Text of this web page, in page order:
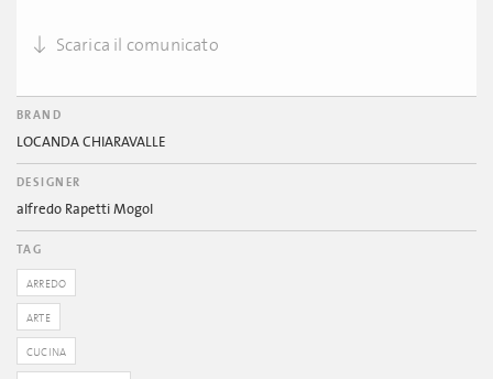
Scarica il comunicato
BRAND
LOCANDA CHIARAVALLE
DESIGNER
alfredo Rapetti Mogol
TAG
ARREDO
ARTE
CUCINA